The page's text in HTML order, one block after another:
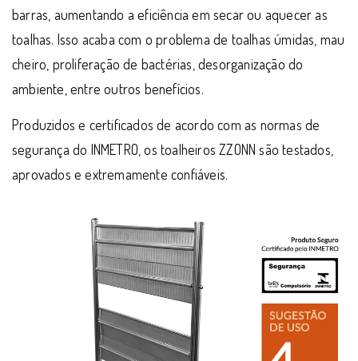
barras, aumentando a eficiência em secar ou aquecer as
toalhas. Isso acaba com o problema de toalhas úmidas, mau
cheiro, proliferação de bactérias, desorganização do
ambiente, entre outros benefícios.
Produzidos e certificados de acordo com as normas de
segurança do INMETRO, os toalheiros ZZONN são testados,
aprovados e extremamente confiáveis.